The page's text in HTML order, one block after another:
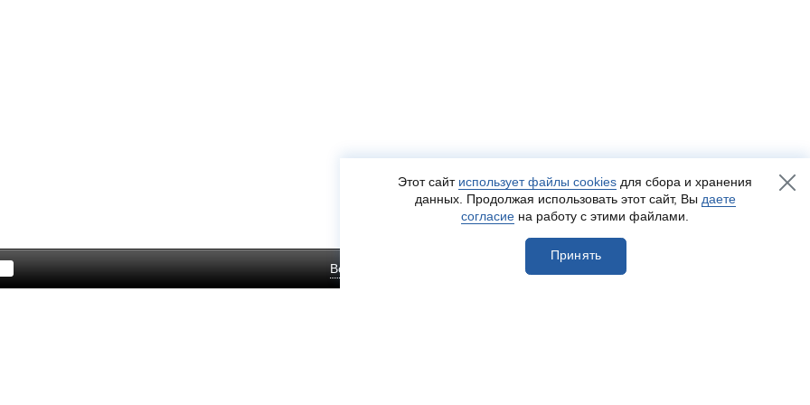
Войти
Этот сайт использует файлы cookies для сбора и хранения
данных. Продолжая использовать этот сайт, Вы даете
согласие на работу с этими файлами.
Принять